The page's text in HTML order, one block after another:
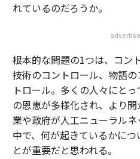
れているのだろうか。
根本的な問題の1つは、コン
技術のコントロール、物語
トロール。多くの人々にと
の恩恵が多様化され、より
業や政府が人工ニューラル
中で、何が起きているかに
とが重要だと思われる。